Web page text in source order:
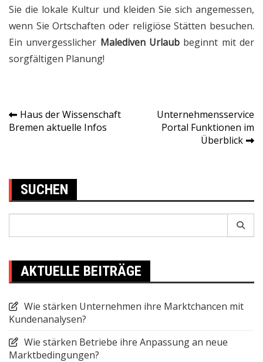
Sie die lokale Kultur und kleiden Sie sich angemessen,
wenn Sie Ortschaften oder religiöse Stätten besuchen.
Ein unvergesslicher Malediven Urlaub beginnt mit der
sorgfältigen Planung!
Post
Haus der Wissenschaft
Bremen aktuelle Infos
Unternehmensservice
Portal Funktionen im
Überblick
SUCHEN
AKTUELLE BEITRÄGE
Wie stärken Unternehmen ihre Marktchancen mit
Kundenanalysen?
Wie stärken Betriebe ihre Anpassung an neue
Marktbedingungen?